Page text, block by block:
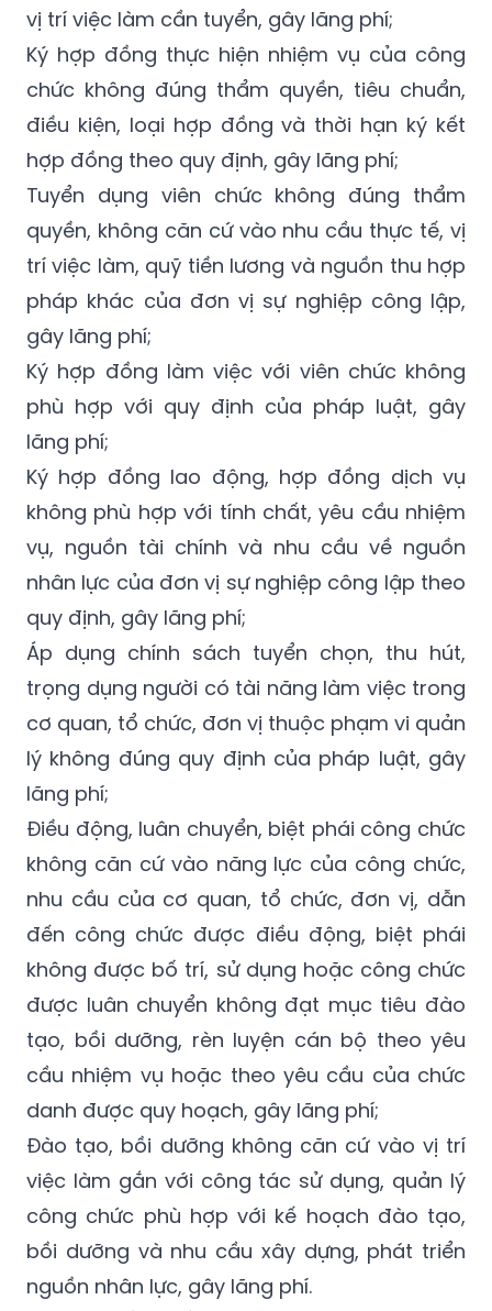
vị trí việc làm cần tuyển, gây lãng phí;
Ký hợp đồng thực hiện nhiệm vụ của công
chức không đúng thẩm quyền, tiêu chuẩn,
điều kiện, loại hợp đồng và thời hạn ký kết
hợp đồng theo quy định, gây lãng phí;
Tuyển dụng viên chức không đúng thẩm
quyền, không căn cứ vào nhu cầu thực tế, vị
trí việc làm, quỹ tiền lương và nguồn thu hợp
pháp khác của đơn vị sự nghiệp công lập,
gây lãng phí;
Ký hợp đồng làm việc với viên chức không
phù hợp với quy định của pháp luật, gây
lãng phí;
Ký hợp đồng lao động, hợp đồng dịch vụ
không phù hợp với tính chất, yêu cầu nhiệm
vụ, nguồn tài chính và nhu cầu về nguồn
nhân lực của đơn vị sự nghiệp công lập theo
quy định, gây lãng phí;
Áp dụng chính sách tuyển chọn, thu hút,
trọng dụng người có tài năng làm việc trong
cơ quan, tổ chức, đơn vị thuộc phạm vi quản
lý không đúng quy định của pháp luật, gây
lãng phí;
Điều động, luân chuyển, biệt phái công chức
không căn cứ vào năng lực của công chức,
nhu cầu của cơ quan, tổ chức, đơn vị, dẫn
đến công chức được điều động, biệt phái
không được bố trí, sử dụng hoặc công chức
được luân chuyển không đạt mục tiêu đào
tạo, bồi dưỡng, rèn luyện cán bộ theo yêu
cầu nhiệm vụ hoặc theo yêu cầu của chức
danh được quy hoạch, gây lãng phí;
Đào tạo, bồi dưỡng không căn cứ vào vị trí
việc làm gắn với công tác sử dụng, quản lý
công chức phù hợp với kế hoạch đào tạo,
bồi dưỡng và nhu cầu xây dựng, phát triển
nguồn nhân lực, gây lãng phí.